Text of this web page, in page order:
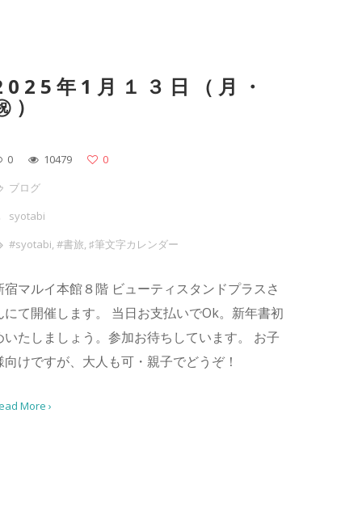
年1月１３日（月・
）
0 10479
0
ブログ
syotabi
#syotabi,#書旅,♯筆文字カレンダー
宿マルイ本館８階 ビューティスタンドプラスさ
にて開催します。 当日お支払いでOk。新年書初
いたしましょう。参加お待ちしています。 お子
向けですが、大人も可・親子でどうぞ！
More ›